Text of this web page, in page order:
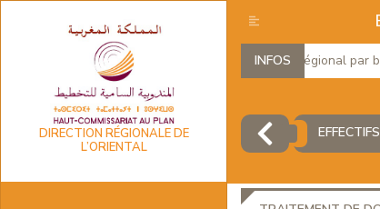
DIRECTION RÉGIONALE DE
L’ORIENTAL
INFOS
Produit Intérieur Brut Régional par